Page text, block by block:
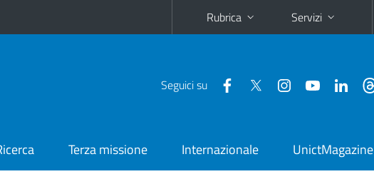
Rubrica Servizi
Seguici su
Terza missione Internazionale UnictMagazine